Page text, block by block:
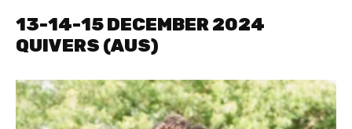
13-14-15 DECEMBER 2024
QUIVERS (AUS)